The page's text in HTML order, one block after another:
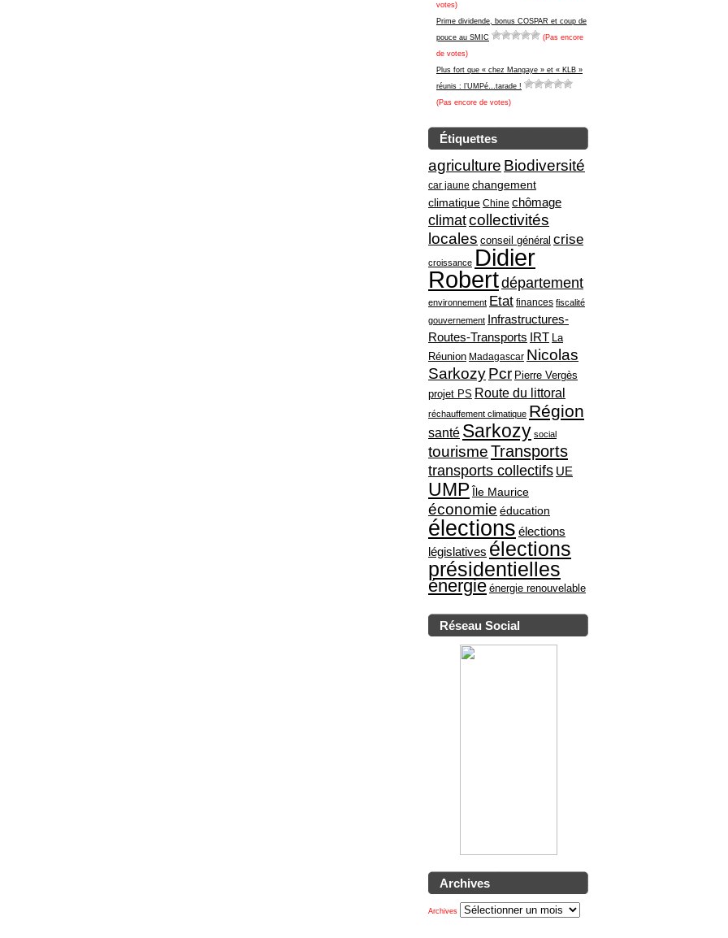
votes)
Prime dividende, bonus COSPAR et coup de
pouce au SMIC
(Pas encore
de votes)
Plus fort que « chez Mangaye » et « KLB »
réunis : l’UMPé…tarade !
(Pas encore de votes)
Étiquettes
agriculture Biodiversité
car jaune changement
climatique Chine chômage
climatcollectivités
locales conseil général crise
croissance Didier
Robertdépartement
environnement Etat finances fiscalité
gouvernement Infrastructures-
Routes-Transports IRT La
Réunion Madagascar Nicolas
SarkozyPcr Pierre Vergès
projet PS Route du littoral
réchauffement climatique Région
santé Sarkozy social
tourismeTransports
transports collectifs UE
UMP Île Maurice
économie éducation
élections élections
législatives élections
présidentielles
énergie énergie renouvelable
Réseau Social
Archives
Archives